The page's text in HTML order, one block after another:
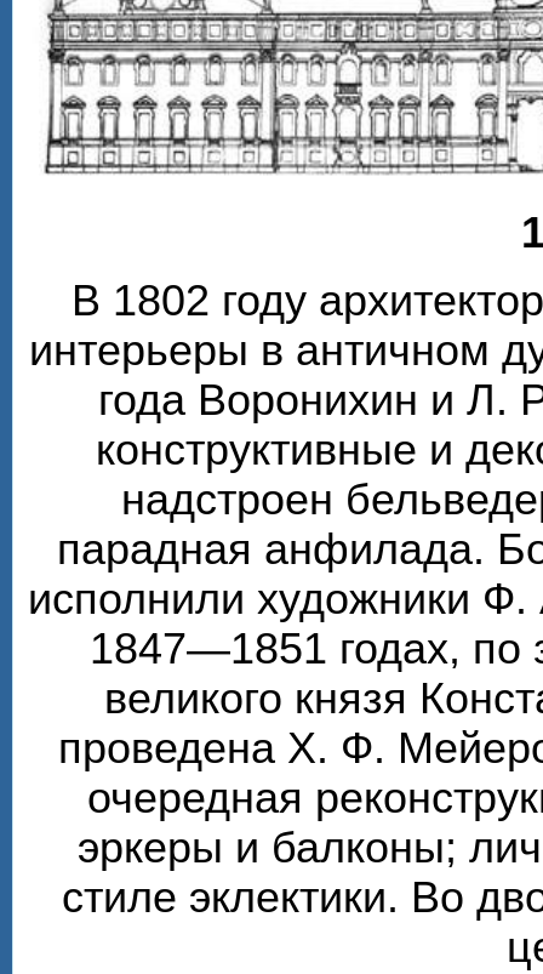
В 1802 году
интерьеры в античном
года Воронихин и Л.
конструктивные и
надстроен
парадная анфилада.
исполнили художники
1847—1851 годах, по
великого князя
проведена Х. Ф.
очередная
эркеры и балконы;
стиле эклектики. Во